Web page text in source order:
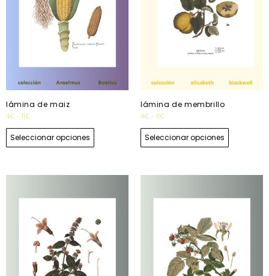
lámina de maiz
4€ - 11€
Seleccionar opciones
lámina de membrillo
4€ - 11€
Seleccionar opciones